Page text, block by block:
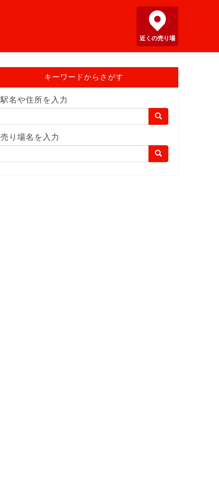
近くの売り場
キーワードからさがす
駅名や住所を入力
売り場名を入力